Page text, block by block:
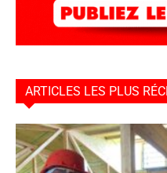
ARTICLES LES PLUS